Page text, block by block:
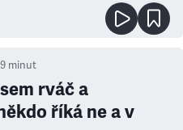
minut
rváč a
říká ne a v